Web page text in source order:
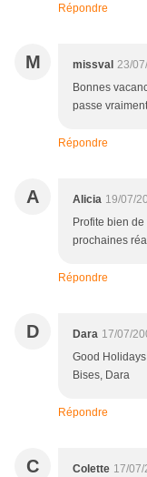
Répondre
M missval 23/
Bonnes
passe
Répondre
A Alicia 19/07/
Profite bien
prochaines
Répondre
D Dara 17/07/
Good
Bises, Dara
Répondre
C Colette 17/